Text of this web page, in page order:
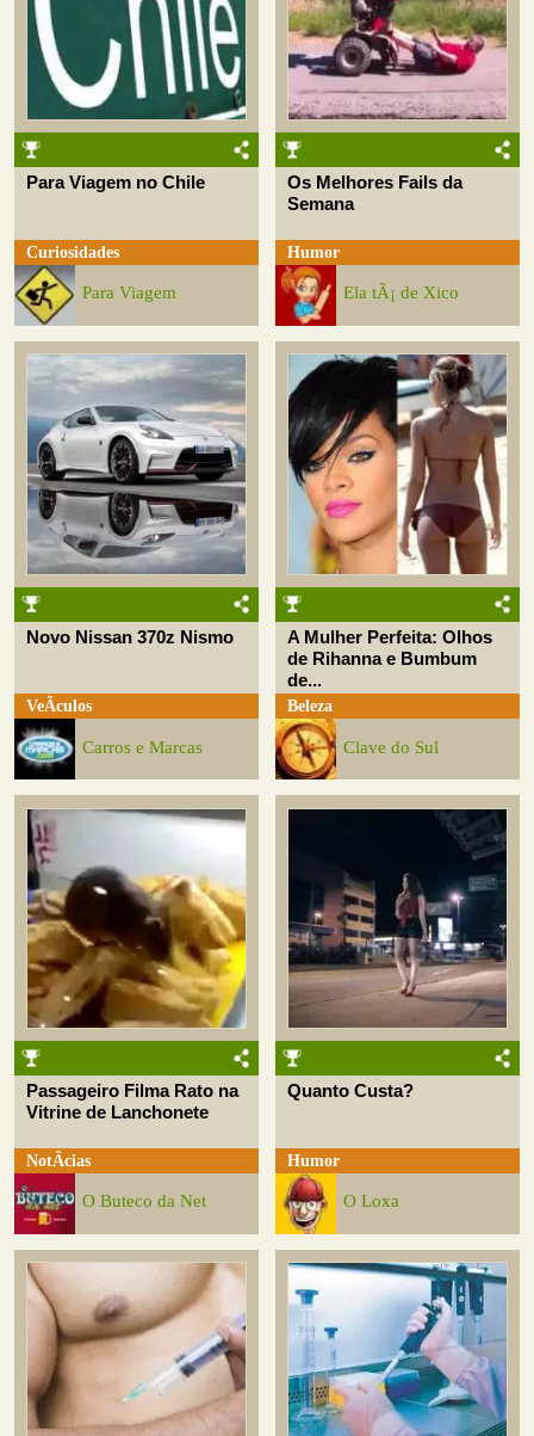
Para Viagem no Chile
Curiosidades
Para Viagem
Os Melhores Fails da
Semana
Humor
Ela tÃ¡ de Xico
Novo Nissan 370z Nismo
VeÃ­culos
Carros e Marcas
A Mulher Perfeita: Olhos
de Rihanna e Bumbum
de...
Beleza
Clave do Sul
Passageiro Filma Rato na
Vitrine de Lanchonete
NotÃ­cias
O Buteco da Net
Quanto Custa?
Humor
O Loxa